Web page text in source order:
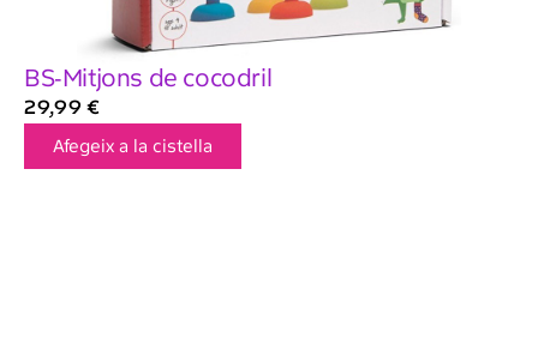
BS-Mitjons de cocodril
29,99 €
Afegeix a la cistella